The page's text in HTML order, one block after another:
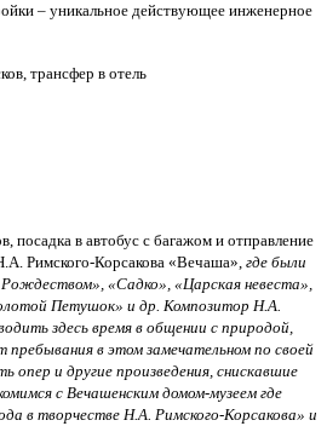
– уникальное действующее инженерное
трансфер в отель
посадка в автобус с багажом и отправление
Римского-Корсакова «Вечаша», где были
«Садко», «Царская невеста»,
Петушок» и др. Композитор Н.А.
здесь время в общении с природой,
пребывания в этом замечательном по своей
опер и другие произведения, снискавшие
с Вечашенским домом-музеем где
в творчестве Н.А. Римского-Корсакова» и